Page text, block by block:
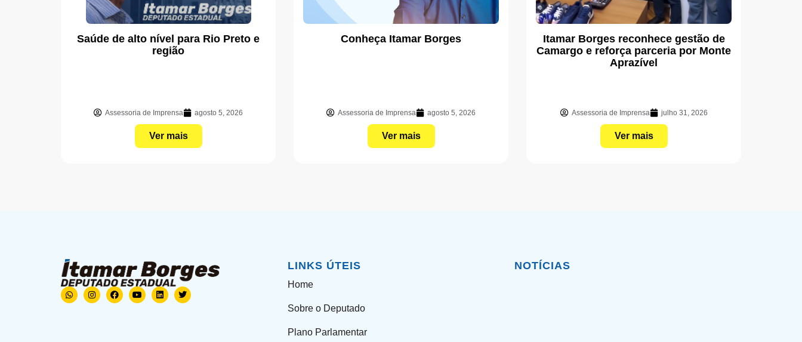
Saúde de alto nível para Rio Preto e
região
Assessoria de Imprensa agosto 5, 2026
Ver mais
Conheça Itamar Borges
Assessoria de Imprensa agosto 5, 2026
Ver mais
Itamar Borges reconhece gestão de
Camargo e reforça parceria por Monte
Aprazível
Assessoria de Imprensa julho 31, 2026
Ver mais
LINKS ÚTEIS
Home
Sobre o Deputado
Plano Parlamentar
NOTÍCIAS